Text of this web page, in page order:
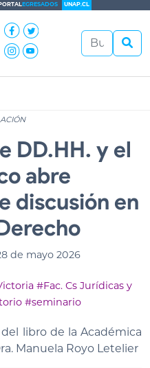
EGRESADOS UNAP.CL
DD.HH. y el
abre
discusión en
de mayo 2026
#Fac. Cs Jurídicas y
#seminario
libro de la Académica
Manuela Royo Letelier